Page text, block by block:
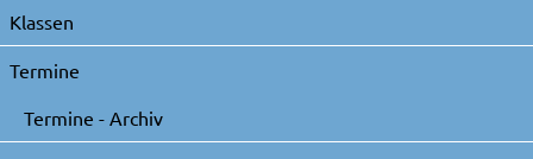
Klassen
Termine
Termine - Archiv